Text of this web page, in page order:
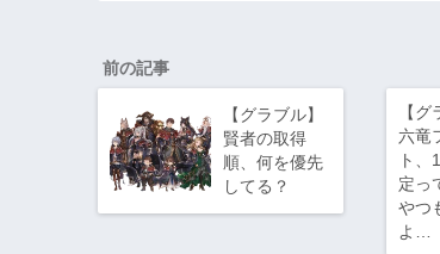
前の記事
【グラブル】
賢者の取得
順、何を優先
してる？
【グ
六竜
ト、
定っ
やつ
よ…